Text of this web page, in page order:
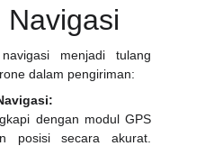
menjadi tulang
dalam pengiriman:
dengan modul GPS
posisi secara akurat.